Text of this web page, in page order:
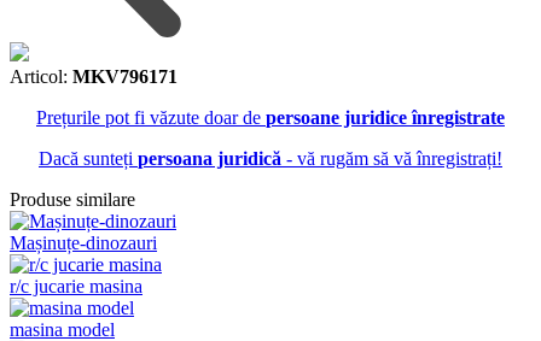
Articol: MKV796171
Prețurile pot fi văzute doar de persoane juridice înregistrate
Dacă sunteți persoana juridică - vă rugăm să vă înregistrați!
Produse similare
Mașinuțe-dinozauri
r/c jucarie masina
masina model